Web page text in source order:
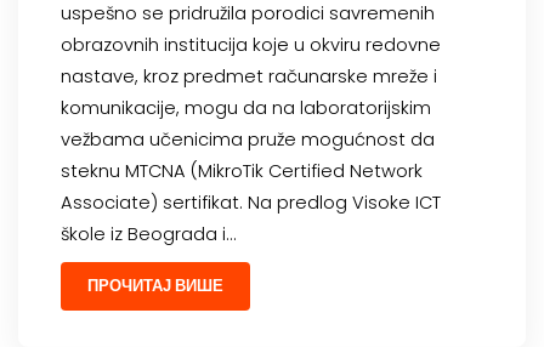
uspešno se pridružila porodici savremenih
obrazovnih institucija koje u okviru redovne
nastave, kroz predmet računarske mreže i
komunikacije, mogu da na laboratorijskim
vežbama učenicima pruže mogućnost da
steknu MTCNA (MikroTik Certified Network
Associate) sertifikat. Na predlog Visoke ICT
škole iz Beograda i…
ПРОЧИТАЈ ВИШЕ